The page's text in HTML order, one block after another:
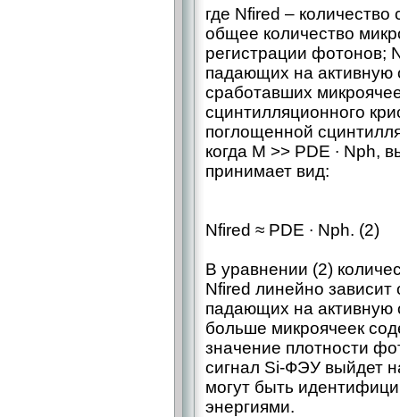
где Nfired –
общее количество
регистрации фотонов;
падающих на активную
сработавших
сцинтилляционного
поглощенной
когда M >> PDE ∙ Nph,
принимает вид:
Nfired ≈ PDE ∙ Nph. (2)
В уравнении (2)
Nfired линейно
падающих на активную
больше микроячеек
значение плотности
сигнал Si-ФЭУ выйдет
могут быть
энергиями.